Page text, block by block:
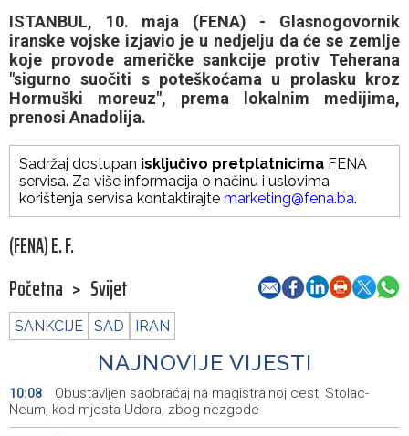
ISTANBUL, 10. maja (FENA) - Glasnogovornik
iranske vojske izjavio je u nedjelju da će se zemlje
koje provode američke sankcije protiv Teherana
"sigurno suočiti s poteškoćama u prolasku kroz
Hormuški moreuz", prema lokalnim medijima,
prenosi Anadolija.
Sadržaj dostupan isključivo pretplatnicima FENA
servisa. Za više informacija o načinu i uslovima
korištenja servisa kontaktirajte marketing@fena.ba.
(FENA) E. F.
Početna > Svijet
SANKCIJE SAD IRAN
NAJNOVIJE VIJESTI
10:08
Obustavljen saobraćaj na magistralnoj cesti Stolac-
Neum, kod mjesta Udora, zbog nezgode